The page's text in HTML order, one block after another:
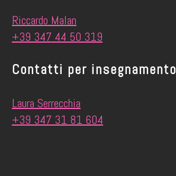
Riccardo Malan
+39 347 44 50 319
Contatti per insegnamento
Laura Serrecchia
+39 347 31 81 604